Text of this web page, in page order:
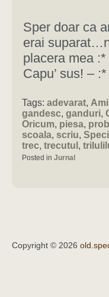
Sper doar ca
erai
placera mea :*
Capu’ sus! –
Tags: adevarat,
gandesc, ganduri,
Oricum, piesa,
scoala, scriu,
trec, trecutul ,
Posted in Jurnal
Copyright © 2026